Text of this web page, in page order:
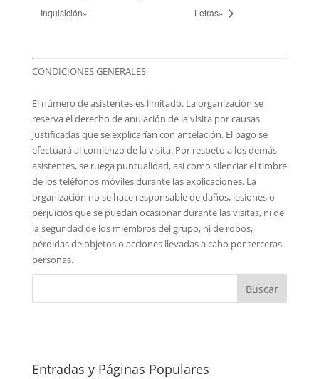
Inquisición»
Letras»
CONDICIONES GENERALES:
El número de asistentes es limitado. La organización se
reserva el derecho de anulación de la visita por causas
justificadas que se explicarían con antelación. El pago se
efectuará al comienzo de la visita. Por respeto a los demás
asistentes, se ruega puntualidad, así como silenciar el timbre
de los teléfonos móviles durante las explicaciones. La
organización no se hace responsable de daños, lesiones o
perjuicios que se puedan ocasionar durante las visitas, ni de
la seguridad de los miembros del grupo, ni de robos,
pérdidas de objetos o acciones llevadas a cabo por terceras
personas.
Entradas y Páginas Populares